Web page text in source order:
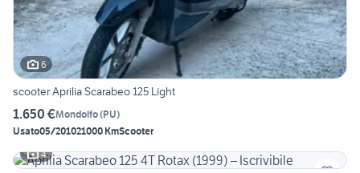
6
scooter Aprilia Scarabeo 125 Light
1.650 €Mondolfo(PU)
Usato05/201021000 KmScooter
4